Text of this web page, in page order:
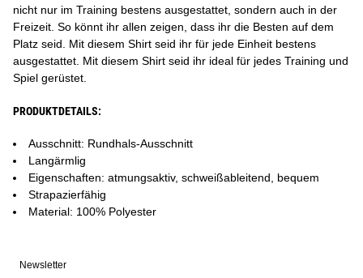
nicht nur im Training bestens ausgestattet, sondern auch in der
Freizeit. So könnt ihr allen zeigen, dass ihr die Besten auf dem
Platz seid. Mit diesem Shirt seid ihr für jede Einheit bestens
ausgestattet. Mit diesem Shirt seid ihr ideal für jedes Training und
Spiel gerüstet.
PRODUKTDETAILS:
Ausschnitt: Rundhals-Ausschnitt
Langärmlig
Eigenschaften: atmungsaktiv, schweißableitend, bequem
Strapazierfähig
Material: 100% Polyester
Newsletter